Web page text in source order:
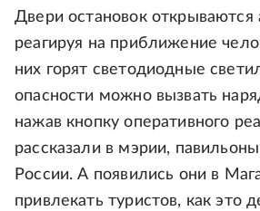
Двери остановок открываются
реагируя на приближение
них горят светодиодные
опасности можно вызвать
нажав кнопку оперативного
рассказали в мэрии,
России. А появились они в
привлекать туристов, как это